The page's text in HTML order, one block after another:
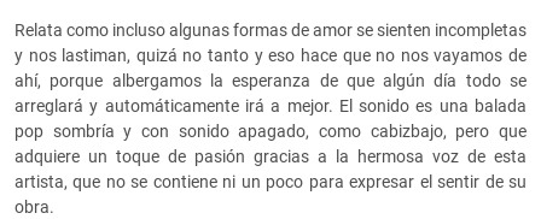
Relata como incluso algunas formas de amor se sienten incompletas
y nos lastiman, quizá no tanto y eso hace que no nos vayamos de
ahí, porque albergamos la esperanza de que algún día todo se
arreglará y automáticamente irá a mejor. El sonido es una balada
pop sombría y con sonido apagado, como cabizbajo, pero que
adquiere un toque de pasión gracias a la hermosa voz de esta
artista, que no se contiene ni un poco para expresar el sentir de su
obra.